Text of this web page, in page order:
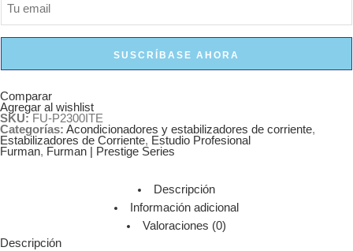
SUSCRÍBASE AHORA
Comparar
Agregar al wishlist
SKU: FU-P2300ITE
Categorías: Acondicionadores y estabilizadores de corriente,
Estabilizadores de Corriente, Estudio Profesional
Furman, Furman | Prestige Series
Descripción
Información adicional
Valoraciones (0)
Descripción